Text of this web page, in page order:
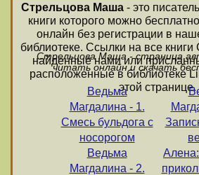
Стрельцова Маша- это
книги которого можно
онлайн без регистрации в
библиотеке. Ссылки на все
найденные нами или
расположенные в библиотеке
этой странице.
Стрельцова Маша - страница
читать онлайн и скачать
Ведьма
Магдалина - 1.
Смесь бульдога с
носорогом
Ведьма
Магдалина - 2.